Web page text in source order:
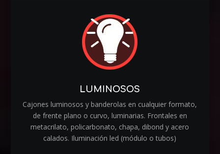
LUMINOSOS
Cajones luminosos y banderolas en cualquier formato,
de frente plano o curvo, luminarias. Frontales en
metacrilato, policarbonato, chapa, dibond y acero
calados. Iluminación led (módulo o tubos)